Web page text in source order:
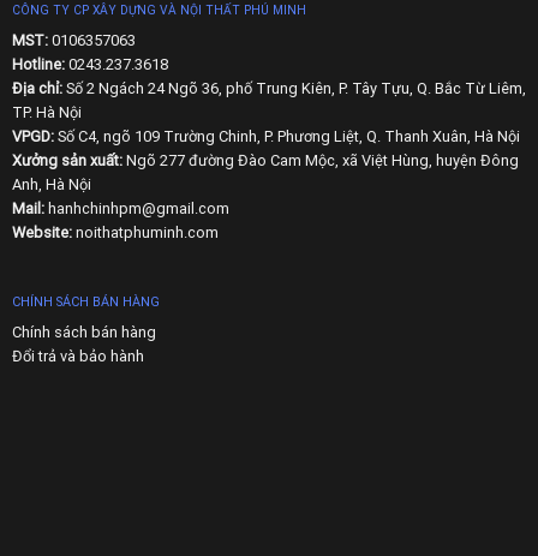
CÔNG TY CP XÂY DỰNG VÀ NỘI THẤT PHÚ MINH
MST: 0106357063
Hotline:0243.237.3618
Địa chỉ:Số 2 Ngách 24 Ngõ 36, phố Trung Kiên, P. Tây Tựu, Q. Bắc Từ Liêm,
TP. Hà Nội
VPGD:Số C4, ngõ 109 Trường Chinh, P. Phương Liệt, Q. Thanh Xuân, Hà Nội
Xưởng sản xuất:Ngõ 277 đường Đào Cam Mộc, xã Việt Hùng, huyện Đông
Anh, Hà Nội
Mail: hanhchinhpm@gmail.com
Website:noithatphuminh.com
CHÍNH SÁCH BÁN HÀNG
Chính sách bán hàng
Đổi trả và bảo hành